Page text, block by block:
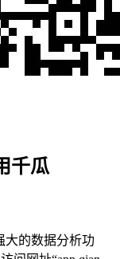
千瓜
大的数据分析功